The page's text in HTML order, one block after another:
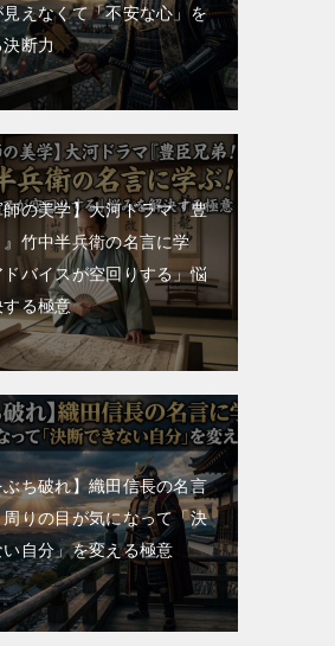
えなくて「不安な心」を
決断力
の美学】大河ドラマ『豊
竹中半兵衛の名言に学
バイスが空回りする」悩
る極意
ち破れ】織田信長の名言
りの目が気になって「決
自分」を変える極意